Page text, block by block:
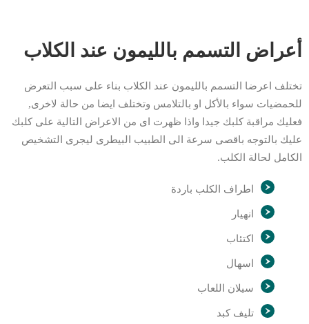
أعراض التسمم بالليمون عند الكلاب
تختلف اعرضا التسمم بالليمون عند الكلاب بناء على سبب التعرض
للحمضيات سواء بالأكل او بالتلامس وتختلف ايضا من حالة لاخرى,
فعليك مراقبة كلبك جيدا واذا ظهرت اى من الاعراض التالية على كلبك
عليك بالتوجه باقصى سرعة الى الطبيب البيطرى ليجرى التشخيص
الكامل لحالة الكلب.
اطراف الكلب باردة
انهيار
اكتئاب
اسهال
سيلان اللعاب
تليف كبد